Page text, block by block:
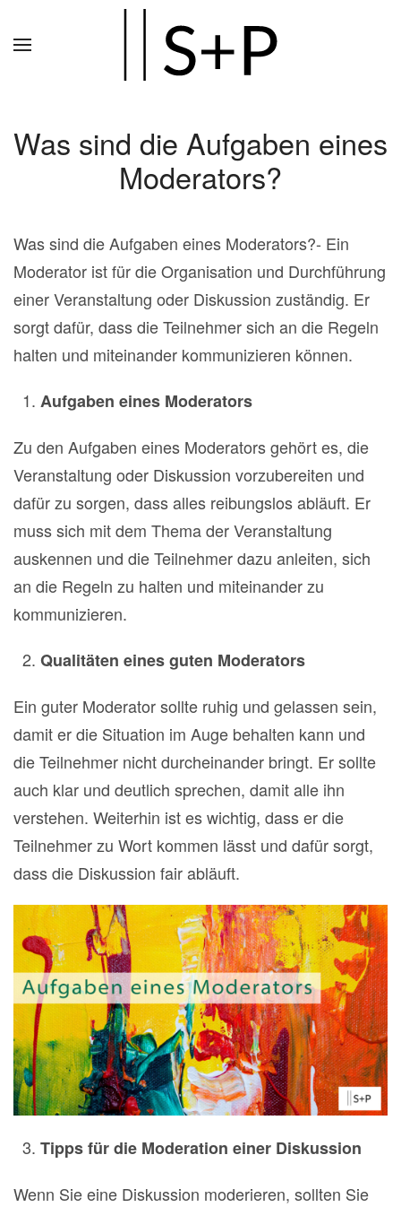
Was sind die Aufgaben eines
Moderators?
Was sind die Aufgaben eines Moderators?- Ein
Moderator ist für die Organisation und Durchführung
einer Veranstaltung oder Diskussion zuständig. Er
sorgt dafür, dass die Teilnehmer sich an die Regeln
halten und miteinander kommunizieren können.
Aufgaben eines Moderators
Zu den Aufgaben eines Moderators gehört es, die
Veranstaltung oder Diskussion vorzubereiten und
dafür zu sorgen, dass alles reibungslos abläuft. Er
muss sich mit dem Thema der Veranstaltung
auskennen und die Teilnehmer dazu anleiten, sich
an die Regeln zu halten und miteinander zu
kommunizieren.
Qualitäten eines guten Moderators
Ein guter Moderator sollte ruhig und gelassen sein,
damit er die Situation im Auge behalten kann und
die Teilnehmer nicht durcheinander bringt. Er sollte
auch klar und deutlich sprechen, damit alle ihn
verstehen. Weiterhin ist es wichtig, dass er die
Teilnehmer zu Wort kommen lässt und dafür sorgt,
dass die Diskussion fair abläuft.
Tipps für die Moderation einer Diskussion
Wenn Sie eine Diskussion moderieren, sollten Sie